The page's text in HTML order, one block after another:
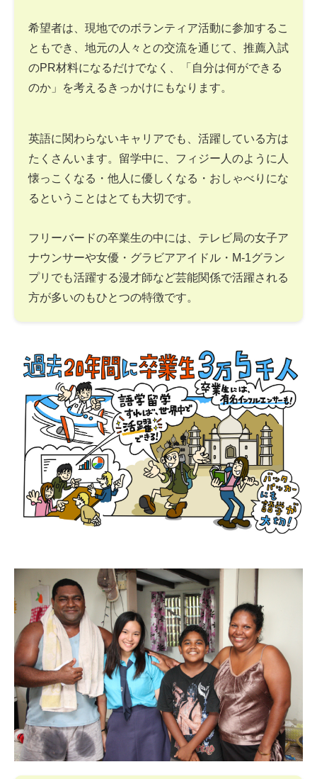
希望者は、現地でのボランティア活動に参加するこ
ともでき、地元の人々との交流を通じて、推薦入試
のPR材料になるだけでなく、「自分は何ができる
のか」を考えるきっかけにもなります。
英語に関わらないキャリアでも、活躍している方は
たくさんいます。留学中に、フィジー人のように人
懐っこくなる・他人に優しくなる・おしゃべりにな
るということはとても大切です。
フリーバードの卒業生の中には、テレビ局の女子ア
ナウンサーや女優・グラビアアイドル・M-1グラン
プリでも活躍する漫才師など芸能関係で活躍される
方が多いのもひとつの特徴です。